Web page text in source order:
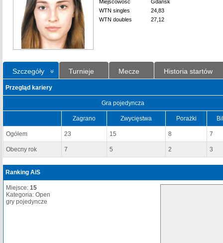
Miejscowość
Gdańsk
WTN singles
24,83
WTN doubles
27,12
Szczegóły Turnieje Mecze Historia startów
Przegląd kariery
Gra pojedyncza
Zagrano Zwycięstwa Porażki
Ogółem 23 15 8 7
Obecny rok 7 5 2 3
Ranking AiS
Miejsce: 15
Kategoria: Open
gry pojedyncze